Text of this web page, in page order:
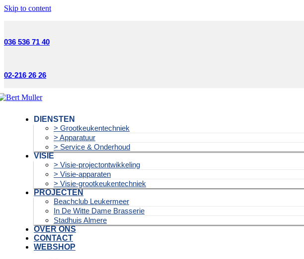
Skip to content
036 536 71 40
02-216 26 26
DIENSTEN
> Grootkeukentechniek
> Apparatuur
> Service & Onderhoud
VISIE
> Visie-projectontwikkeling
> Visie-apparaten
> Visie-grootkeukentechniek
PROJECTEN
Beachclub Leukermeer
In De Witte Dame Brasserie
Stadhuis Almere
OVER ONS
CONTACT
WEBSHOP